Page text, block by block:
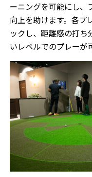
ーニングを可能にし、
向上を助けます。各プ
ックし、距離感の打ち
いレベルでのプレーが